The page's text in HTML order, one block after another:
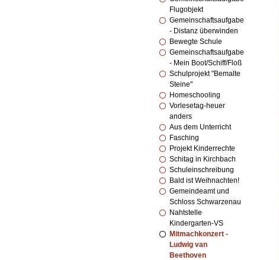
Flugobjekt
Gemeinschaftsaufgabe
- Distanz überwinden
Bewegte Schule
Gemeinschaftsaufgabe
- Mein Boot/Schiff/Floß
Schulprojekt "Bemalte
Steine"
Homeschooling
Vorlesetag-heuer
anders
Aus dem Unterricht
Fasching
Projekt Kinderrechte
Schitag in Kirchbach
Schuleinschreibung
Bald ist Weihnachten!
Gemeindeamt und
Schloss Schwarzenau
Nahtstelle
Kindergarten-VS
Mitmachkonzert -
Ludwig van
Beethoven